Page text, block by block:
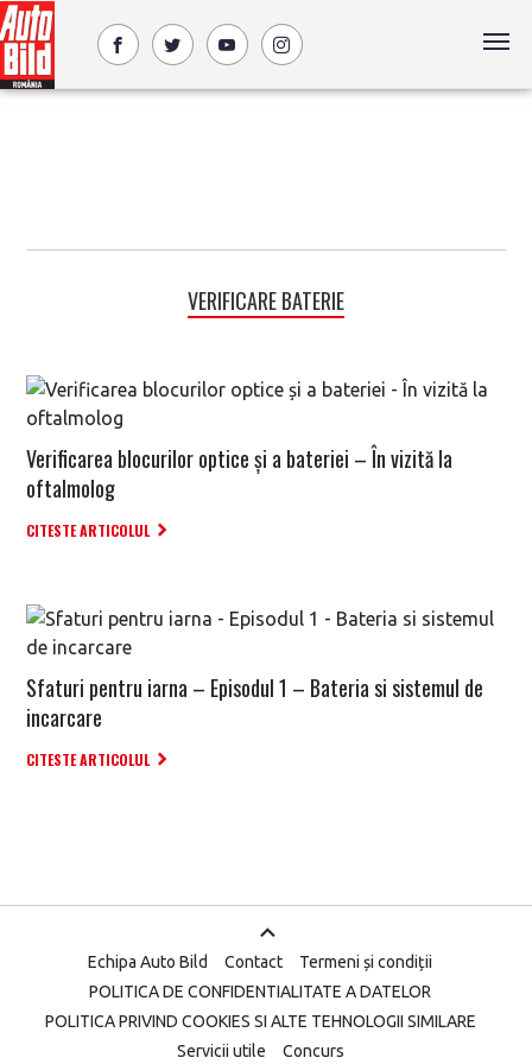
VERIFICARE BATERIE
Verificarea blocurilor optice și a bateriei – În vizită la
oftalmolog
CITESTE ARTICOLUL
Sfaturi pentru iarna – Episodul 1 – Bateria si sistemul de
incarcare
CITESTE ARTICOLUL
Echipa Auto Bild Contact
Termeni și condiții
POLITICA DE CONFIDENTIALITATE A DATELOR
POLITICA PRIVIND COOKIES SI ALTE TEHNOLOGII SIMILARE
Servicii utile
Concurs